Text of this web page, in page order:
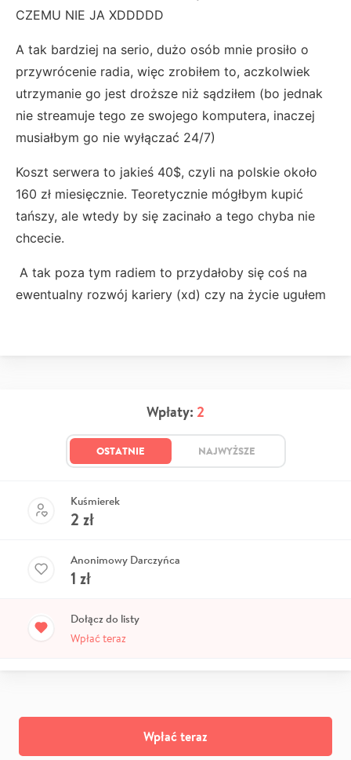
CZEMU NIE JA XDDDDD
A tak bardziej na serio, dużo osób mnie prosiło o
przywrócenie radia, więc zrobiłem to, aczkolwiek
utrzymanie go jest droższe niż sądziłem (bo jednak
nie streamuje tego ze swojego komputera, inaczej
musiałbym go nie wyłączać 24/7)
Koszt serwera to jakieś 40$, czyli na polskie około
160 zł miesięcznie. Teoretycznie mógłbym kupić
tańszy, ale wtedy by się zacinało a tego chyba nie
chcecie.
A tak poza tym radiem to przydałoby się coś na
ewentualny rozwój kariery (xd) czy na życie ugułem
Wpłaty: 2
OSTATNIE NAJWYŻSZE
Kuśmierek
2 zł
Anonimowy Darczyńca
1 zł
Dołącz do listy
Wpłać teraz
Wpłać teraz